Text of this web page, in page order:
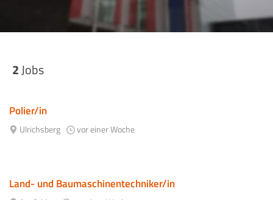
2Jobs
Polier/in
Ulrichsberg vor einer Woche
Land- und Baumaschinentechniker/in